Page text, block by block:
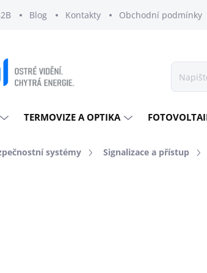
Blog Kontakty Obchodní podmínky
TERMOVIZE A OPTIKA
systémy Signalizace a přístup